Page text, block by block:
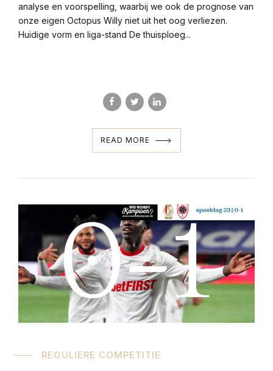
analyse en voorspelling, waarbij we ook de prognose van
onze eigen Octopus Willy niet uit het oog verliezen.
Huidige vorm en liga-stand De thuisploeg...
READ MORE
REGULIERE COMPETITIE